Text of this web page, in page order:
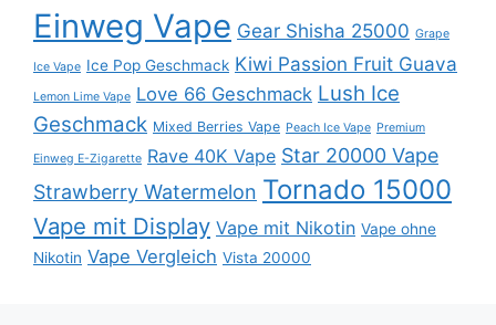
Einweg Vape Gear Shisha 25000 Grape
Ice Vape Ice Pop Geschmack Kiwi Passion Fruit Guava
Lemon Lime Vape Love 66 Geschmack Lush Ice
Geschmack Mixed Berries Vape Peach Ice Vape Premium
Einweg E-Zigarette Rave 40K Vape Star 20000 Vape
Strawberry Watermelon Tornado 15000
Vape mit Display Vape mit Nikotin Vape ohne
Nikotin Vape Vergleich Vista 20000